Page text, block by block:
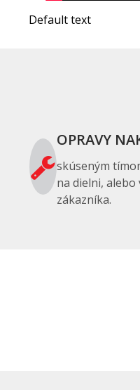
Default text
OPRAVY
skúseným
na dielni, alebo
zákazníka.